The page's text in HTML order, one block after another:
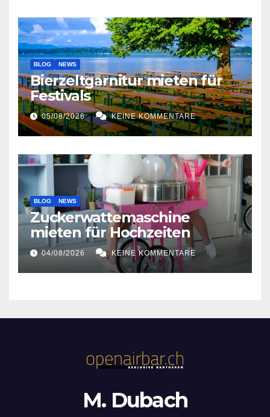
BLOG NEWS
Bierzeltgarnitur mieten für
Festivals
05/08/2026 KEINE KOMMENTARE
BLOG NEWS
Zuckerwattemaschine
mieten für Hochzeiten
04/08/2026 KEINE KOMMENTARE
M. Dubach